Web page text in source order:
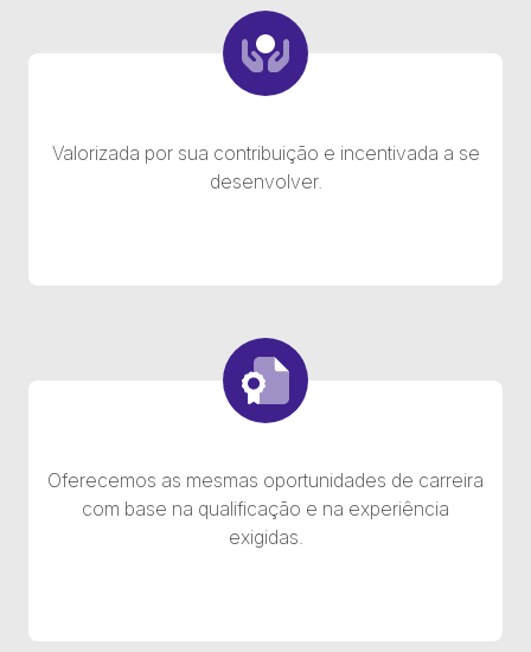
Valorizada por sua contribuição e incentivada a se
desenvolver.
Oferecemos as mesmas oportunidades de carreira
com base na qualificação e na experiência
exigidas.